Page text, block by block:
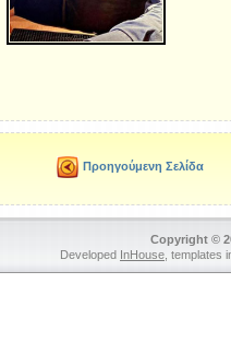
Προηγούμενη Σελίδα
Copyright ©
Developed InHouse ,